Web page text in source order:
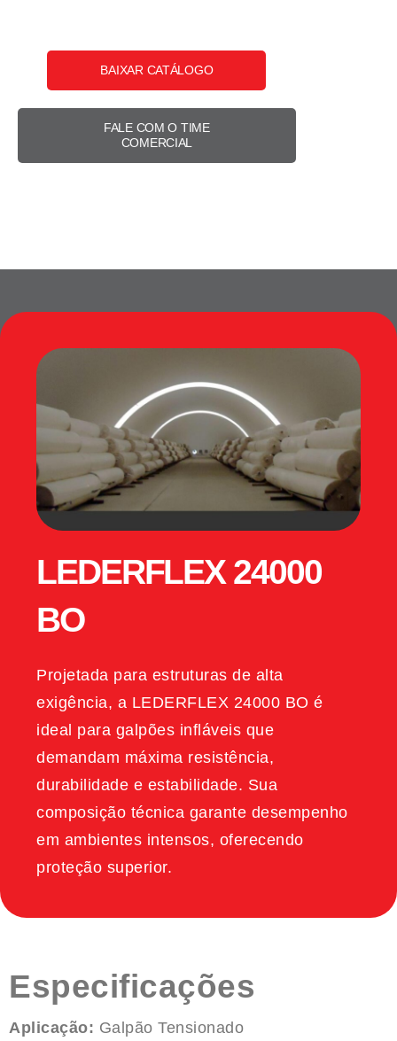
BAIXAR CATÁLOGO
FALE COM O TIME
COMERCIAL
LEDERFLEX 24000
BO
Projetada para estruturas de alta
exigência, a LEDERFLEX 24000 BO é
ideal para galpões infláveis que
demandam máxima resistência,
durabilidade e estabilidade. Sua
composição técnica garante desempenho
em ambientes intensos, oferecendo
proteção superior.
Especificações
Aplicação: Galpão Tensionado